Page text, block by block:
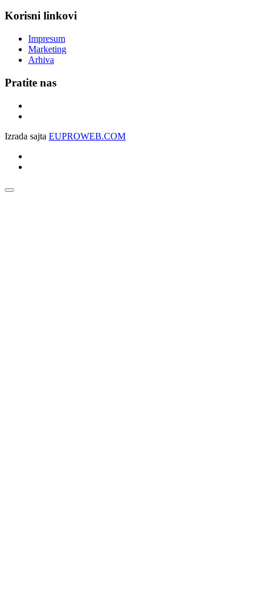
Korisni linkovi
Impresum
Marketing
Arhiva
Pratite nas
Izrada sajta EUPROWEB.COM